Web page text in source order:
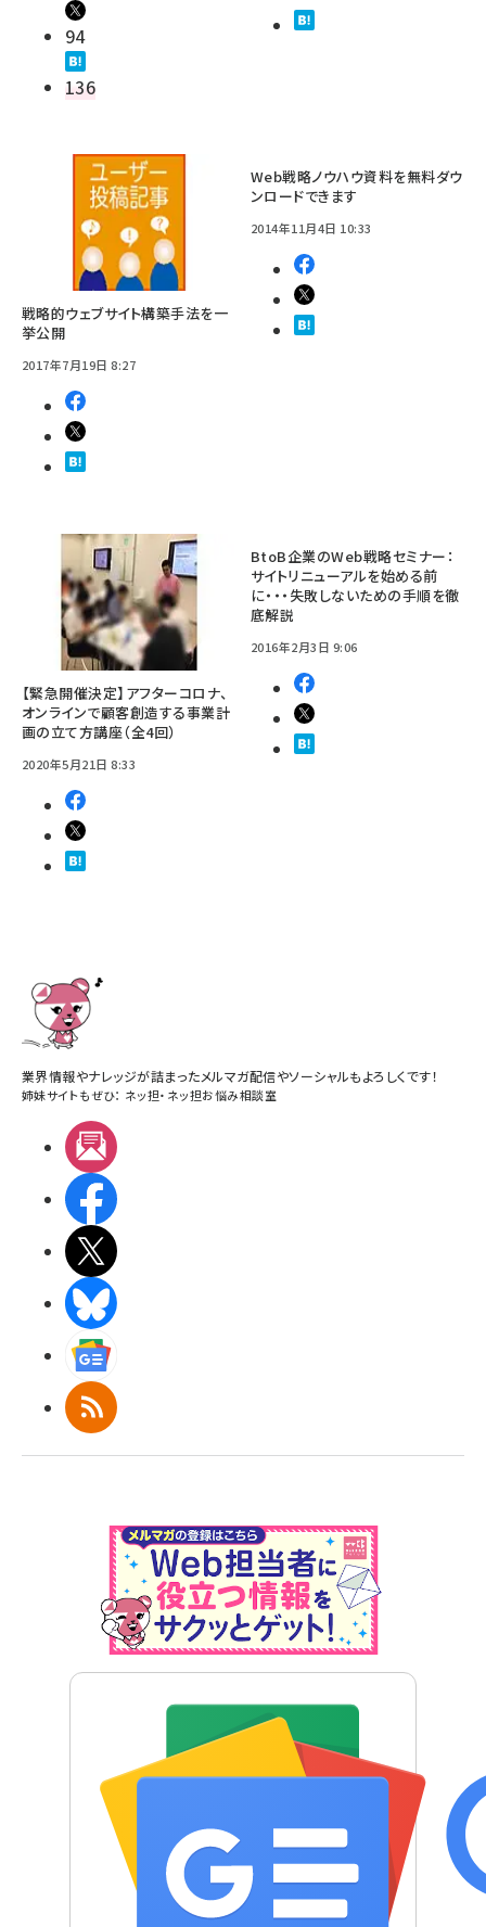
94
136
戦略的ウェブサイト構築手法を一
挙公開
2017年7月19日 8:27
Web戦略ノウハウ資料を無料ダウ
ンロードできます
2014年11月4日 10:33
【緊急開催決定】アフターコロナ、
オンラインで顧客創造する事業計
画の立て方講座（全4回）
2020年5月21日 8:33
BtoB企業のWeb戦略セミナー：
サイトリニューアルを始める前
に・・・失敗しないための手順を徹
底解説
2016年2月3日 9:06
業界情報やナレッジが詰まったメルマガ配信やソーシャルもよろしくです！
姉妹サイトもぜひ： ネッ担・ ネッ担お悩み相談室
RSS